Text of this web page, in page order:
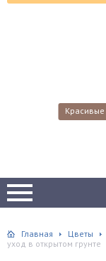
Главная Цветы
уход в открытом грунте